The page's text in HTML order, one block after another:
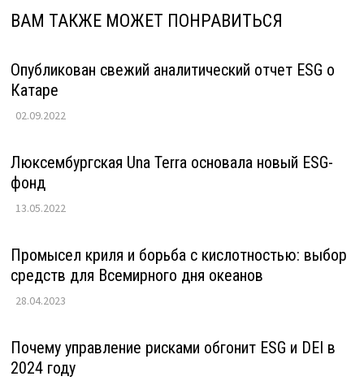
ВАМ ТАКЖЕ МОЖЕТ ПОНРАВИТЬСЯ
Опубликован свежий аналитический отчет ESG о
Катаре
02.09.2022
Люксембургская Una Terra основала новый ESG-
фонд
13.05.2022
Промысел криля и борьба с кислотностью: выбор
средств для Всемирного дня океанов
28.04.2023
Почему управление рисками обгонит ESG и DEI в
2024 году